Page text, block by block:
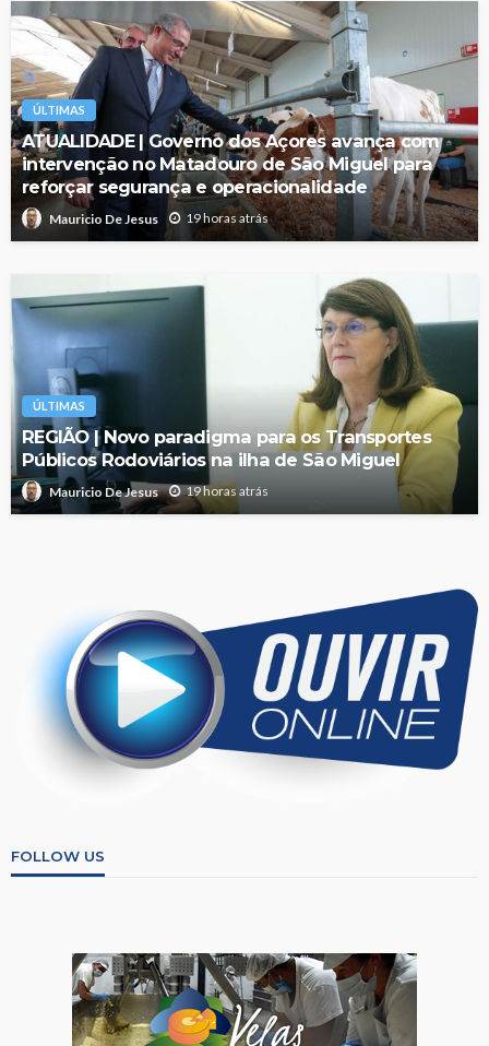
ÚLTIMAS
ATUALIDADE | Governo dos Açores avança com
intervenção no Matadouro de São Miguel para
reforçar segurança e operacionalidade
Mauricio De Jesus 19 horas atrás
ÚLTIMAS
REGIÃO | Novo paradigma para os Transportes
Públicos Rodoviários na ilha de São Miguel
Mauricio De Jesus 19 horas atrás
FOLLOW US